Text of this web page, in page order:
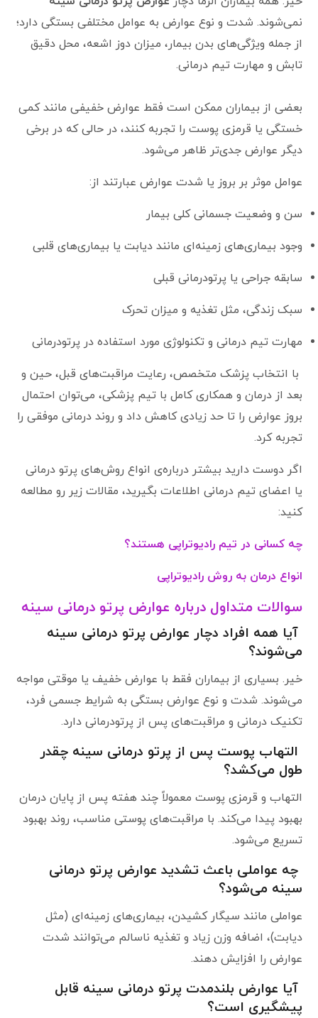
نمی‌شوند. شدت و نوع عوارض به عوامل مختلفی بستگی دارد؛
از جمله ویژگی‌های بدن بیمار، میزان دوز اشعه، محل دقیق
تابش و مهارت تیم درمانی.
بعضی از بیماران ممکن است فقط عوارض خفیفی مانند کمی
خستگی یا قرمزی پوست را تجربه کنند، در حالی که در برخی
دیگر عوارض جدی‌تر ظاهر می‌شود.
عوامل موثر بر بروز یا شدت عوارض عبارتند از:
سن و وضعیت جسمانی کلی بیمار
وجود بیماری‌های زمینه‌ای مانند دیابت یا بیماری‌های قلبی
سابقه جراحی یا پرتودرمانی قبلی
سبک زندگی، مثل تغذیه و میزان تحرک
مهارت تیم درمانی و تکنولوژی مورد استفاده در پرتودرمانی
با انتخاب پزشک متخصص، رعایت مراقبت‌های قبل، حین و
بعد از درمان و همکاری کامل با تیم پزشکی، می‌توان احتمال
بروز عوارض را تا حد زیادی کاهش داد و روند درمانی موفقی را
تجربه کرد.
اگر دوست دارید بیشتر درباره‌ی انواع روش‌های پرتو درمانی
یا اعضای تیم درمانی اطلاعات بگیرید، مقالات زیر رو مطالعه
کنید:
چه کسانی در تیم رادیوتراپی هستند؟
انواع درمان به روش رادیوتراپی
سوالات متداول درباره عوارض پرتو درمانی سینه
آیا همه افراد دچار عوارض پرتو درمانی سینه
می‌شوند؟
خیر. بسیاری از بیماران فقط با عوارض خفیف یا موقتی مواجه
می‌شوند. شدت و نوع عوارض بستگی به شرایط جسمی فرد،
تکنیک درمانی و مراقبت‌های پس از پرتودرمانی دارد.
التهاب پوست پس از پرتو درمانی سینه چقدر
طول می‌کشد؟
التهاب و قرمزی پوست معمولاً چند هفته پس از پایان درمان
بهبود پیدا می‌کند. با مراقبت‌های پوستی مناسب، روند بهبود
تسریع می‌شود.
چه عواملی باعث تشدید عوارض پرتو درمانی
سینه می‌شود؟
عواملی مانند سیگار کشیدن، بیماری‌های زمینه‌ای (مثل
دیابت)، اضافه وزن زیاد و تغذیه ناسالم می‌توانند شدت
عوارض را افزایش دهند.
آیا عوارض بلندمدت پرتو درمانی سینه قابل
پیشگیری است؟